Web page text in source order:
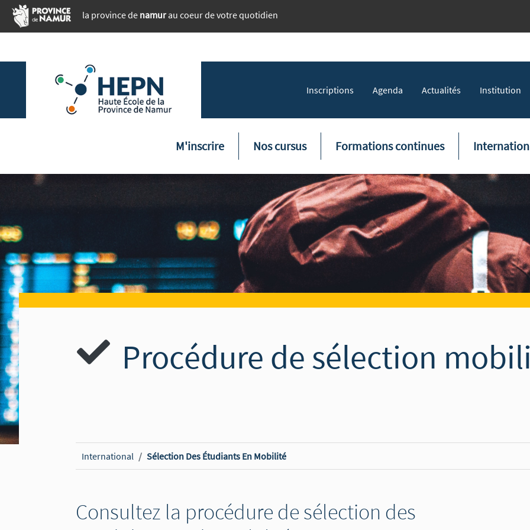
Aller au contenu principal
la province de namur au coeur de votre quotidien
Topmenu
Inscriptions Agenda Actualités Institution
Navigation principale
M'inscrire Nos cursus Formations continues
Procédure de sélection
International Sélection Des Étudiants En Mobilité
Consultez la procédure de sélection des